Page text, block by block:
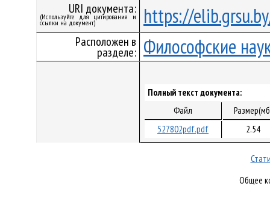
URI документа:
(Используйте для цитирования и
ссылки на документ) https://
Расположен в
разделе: Философские
Полный текст документа:
Файл
527802pdf.pdf
2.54
Общее